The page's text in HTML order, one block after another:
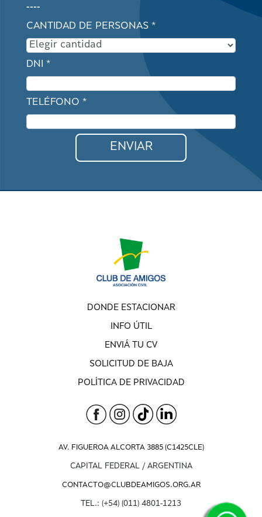
----
CANTIDAD DE PERSONAS *
DNI *
TELÉFONO *
ENVIAR
DONDE ESTACIONAR
INFO ÚTIL
ENVIÁ TU CV
SOLICITUD DE BAJA
POLÍTICA DE PRIVACIDAD
AV. FIGUEROA ALCORTA 3885 (C1425CLE)
CAPITAL FEDERAL / ARGENTINA
CONTACTO@CLUBDEAMIGOS.ORG.AR
TEL.: (+54) (011) 4801-1213